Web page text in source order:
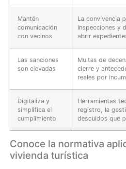
Mantén
comunicación
con vecinos
La convivencia
inspecciones y
abrir
Las sanciones
son elevadas
Multas de
cierre y
reales por
Digitaliza y
simplifica el
cumplimiento
Herramientas
registro, la
descuidos que
Conoce la normativa
vivienda turística